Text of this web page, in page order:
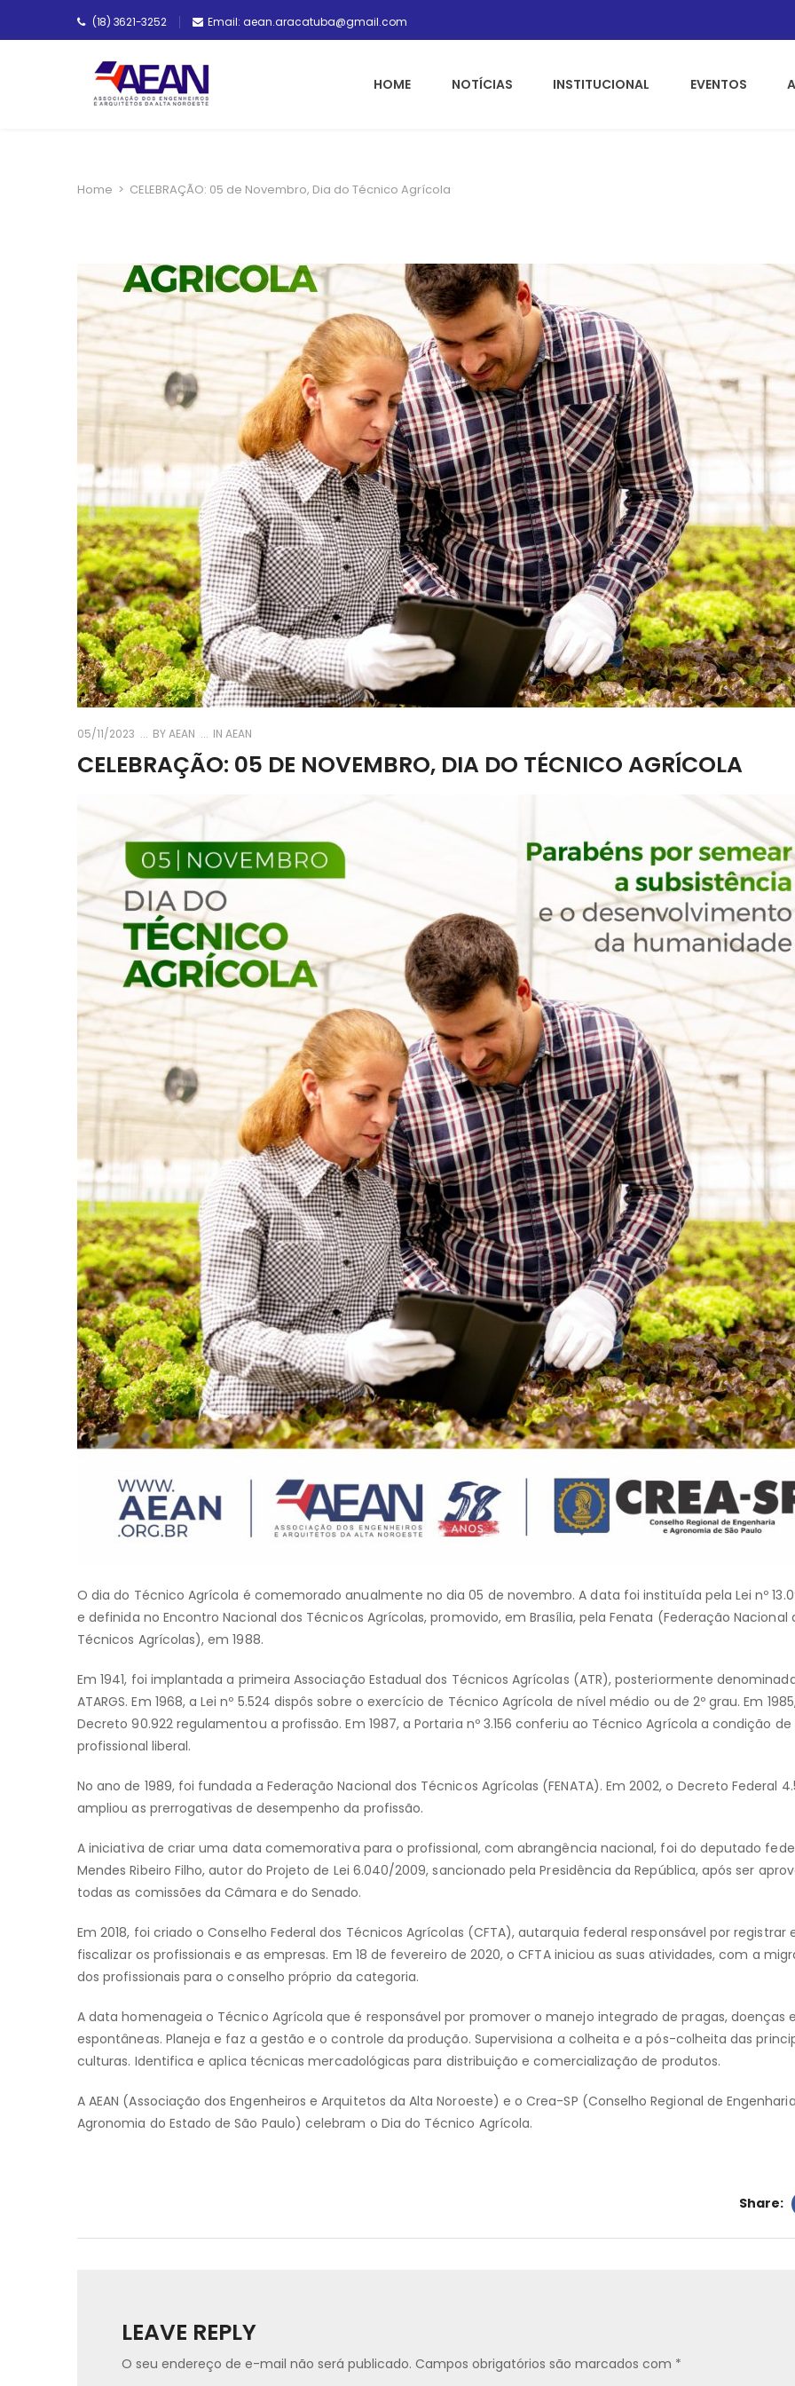
(18) 3621-3252 Email: aean.aracatuba@gmail.com
HOME NOTÍCIAS INSTITUCIONAL EVENTOS
Home > CELEBRAÇÃO: 05 de Novembro, Dia do Técnico Agrícola
05/11/2023 BYAEAN IN AEAN
CELEBRAÇÃO: 05 DE NOVEMBRO, DIA DO TÉCNICO AGRÍCOLA
O dia do Técnico Agrícola é comemorado anualmente no dia 05 de novembro. A data foi instituída pela Lei nº
e definida no Encontro Nacional dos Técnicos Agrícolas, promovido, em Brasília, pela Fenata (Federação Nacional
Técnicos Agrícolas), em 1988.
Em 1941, foi implantada a primeira Associação Estadual dos Técnicos Agrícolas (ATR), posteriormente
ATARGS. Em 1968, a Lei nº 5.524 dispôs sobre o exercício de Técnico Agrícola de nível médio ou de 2º grau. Em
Decreto 90.922 regulamentou a profissão. Em 1987, a Portaria nº 3.156 conferiu ao Técnico Agrícola a condição de
profissional liberal.
No ano de 1989, foi fundada a Federação Nacional dos Técnicos Agrícolas (FENATA). Em 2002, o Decreto Federal
ampliou as prerrogativas de desempenho da profissão.
A iniciativa de criar uma data comemorativa para o profissional, com abrangência nacional, foi do deputado
Mendes Ribeiro Filho, autor do Projeto de Lei 6.040/2009, sancionado pela Presidência da República, após ser
todas as comissões da Câmara e do Senado.
Em 2018, foi criado o Conselho Federal dos Técnicos Agrícolas (CFTA), autarquia federal responsável por registrar
fiscalizar os profissionais e as empresas. Em 18 de fevereiro de 2020, o CFTA iniciou as suas atividades, com a
dos profissionais para o conselho próprio da categoria.
A data homenageia o Técnico Agrícola que é responsável por promover o manejo integrado de pragas, doenças
espontâneas. Planeja e faz a gestão e o controle da produção. Supervisiona a colheita e a pós-colheita das
culturas. Identifica e aplica técnicas mercadológicas para distribuição e comercialização de produtos.
A AEAN (Associação dos Engenheiros e Arquitetos da Alta Noroeste) e o Crea-SP (Conselho Regional de
Agronomia do Estado de São Paulo) celebram o Dia do Técnico Agrícola.
Share:
LEAVE REPLY
O seu endereço de e-mail não será publicado. Campos obrigatórios são marcados com *